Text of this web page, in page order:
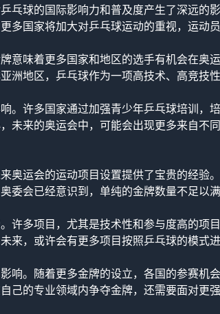
乓球的国际影响力和普及度产生了深远的
多国家将加大对乒乓球运动的重视，运动
意味着更多国家和地区的选手有机会在奥
洲地区，乒乓球作为一项高技术、高竞技
。许多国家通过加强青少年乒乓球培训，
未来的奥运会中，可能会出现更多来自不
奥运会的运动项目设置提供了宝贵的经验
委会已经意识到，单纯的金牌数量不足以
许多项目，尤其是技术性和参与度高的项
来，或许会有更多项目按照乒乓球的模式
响。随着更多金牌的设立，各国的参赛机
己的专业领域内争夺金牌，还需要面对更强